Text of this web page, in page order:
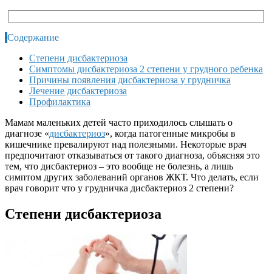
Содержание
Степени дисбактериоза
Симптомы дисбактериоза 2 степени у грудного ребенка
Причины появления дисбактериоза у грудничка
Лечение дисбактериоза
Профилактика
Мамам маленьких детей часто приходилось слышать о
диагнозе «дисбактериоз», когда патогенные микробы в
кишечнике превалируют над полезными. Некоторые врач
предпочитают отказываться от такого диагноза, объясняя это
тем, что дисбактериоз – это вообще не болезнь, а лишь
симптом других заболеваний органов ЖКТ. Что делать, если
врач говорит что у грудничка дисбактериоз 2 степени?
Степени дисбактериоза